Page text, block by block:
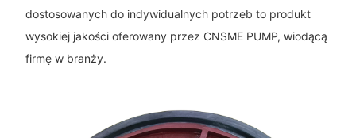
dostosowanych do indywidualnych potrzeb to produkt
wysokiej jakości oferowany przez CNSME PUMP, wiodącą
firmę w branży.